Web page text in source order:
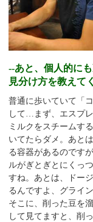
--あと、個人的に
見分け方を教えて
普通に歩いていて「
して…まず、エスプ
ミルクをスチームす
いてたらダメ。あと
る容器があるのです
ルがぎとぎとにくっ
すね。あとは、ドー
るんですよ、グライ
そこに、削った豆を
して見てますと、削